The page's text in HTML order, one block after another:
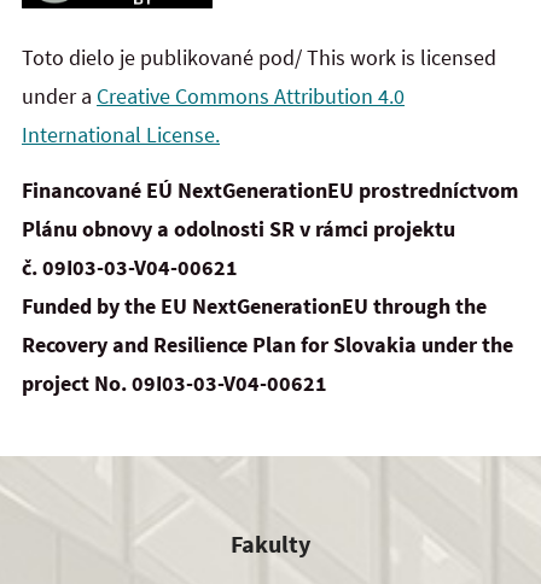
Toto dielo je publikované pod/ This work is licensed
under a Creative Commons Attribution 4.0
International License.
Financované EÚ NextGenerationEU prostredníctvom
Plánu obnovy a odolnosti SR v rámci projektu
č.09I03-03-V04-00621
Funded by the EU NextGenerationEU through the
Recovery and Resilience Plan for Slovakia under the
project No. 09I03-03-V04-00621
Fakulty